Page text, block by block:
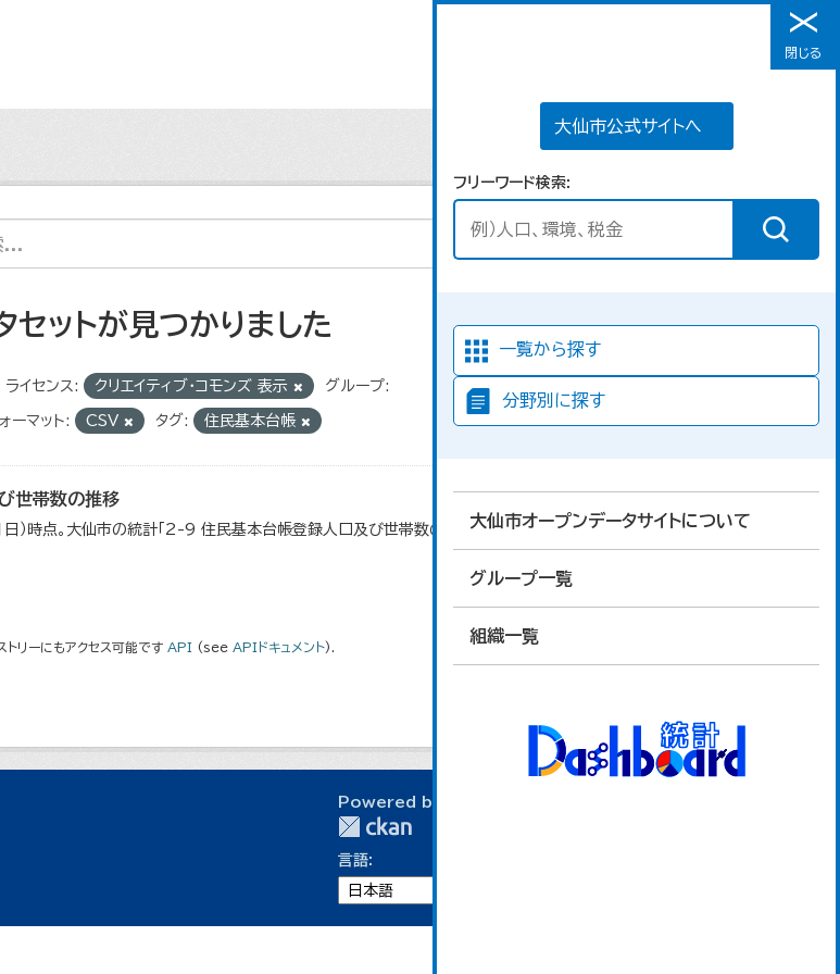
メニュー
大仙市公式サイトへ
フリーワード検索
一覧から探す
分野別に探す
大仙市オープンデータサイトについて
グループ一覧
組織一覧
閉じる
セットが見つかりました
ライセンス: クリエイティブ・コモンズ 表示 グループ:
ーマット: CSV タグ: 住民基本台帳
世帯数の推移
日）時点。大仙市の統計「2-9 住民基本台帳登録人口及び世帯数の推移」のデータを参照しています。
リーにもアクセス可能です API (see APIドキュメント).
Powered by
言語